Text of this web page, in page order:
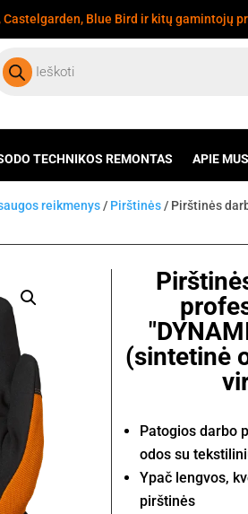
Castelgarden, Blue Bird ir kitų gamintojų
TECHNIKOS REMONTAS APIE MUS
reikmenys / Pirštinės / Pirštinės
(sintetinė
Patogios darbo
odos su
Ypač lengvos,
pirštinės